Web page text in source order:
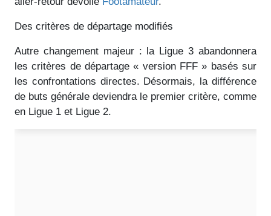
Des critères de départage modifiés
Autre changement majeur : la Ligue 3 abandonnera
les critères de départage « version FFF » basés sur
les confrontations directes. Désormais, la différence
de buts générale deviendra le premier critère, comme
en Ligue 1 et Ligue 2.